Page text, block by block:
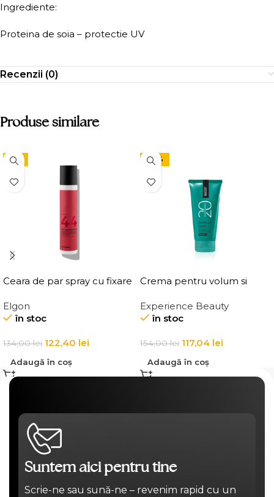
Ingrediente:
Proteina de soia – protectie UV
Recenzii (0)
Produse similare
-9%
Ceara de par spray cu fixare
Hold Spray Wax
Elgon
în stoc
134,00lei 122,40 lei
Adaugă în coș
-24%
Crema pentru volum si
Elgon 20 Volumizing
Thickening Cream
Experience Beauty
în stoc
154,00lei 117,04 lei
Adaugă în coș
Suntem aici pentru tine
Scrie-ne sau sună-ne – revenim rapid cu un